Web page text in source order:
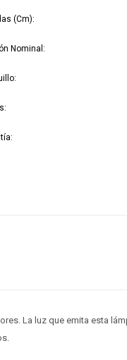
(Cm)
Nominal
La luz que emita esta